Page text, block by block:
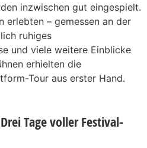
inzwischen gut eingespielt.
erlebten – gemessen an der
ruhiges
und viele weitere Einblicke
erhielten die
Tour aus erster Hand.
Tage voller Festival-